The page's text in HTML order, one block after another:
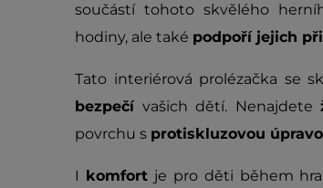
součástí tohoto skvělého
hodiny, ale také podpoří jejich
Tato interiérová prolézačka se
bezpečívašich dětí. Nenajdete
povrchu s protiskluzovou
I komfort je pro děti během